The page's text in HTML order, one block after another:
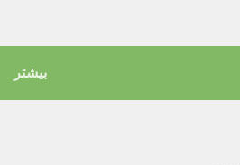
بیشتر